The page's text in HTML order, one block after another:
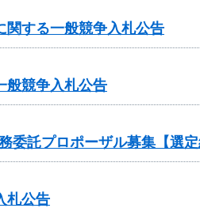
関する一般競争入札公告
般競争入札公告
委託プロポーザル募集【選定
札公告